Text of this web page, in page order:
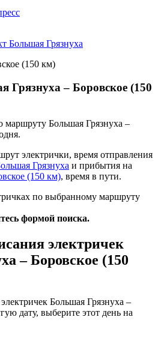
Большая Грязнуха
(150 км)
Грязнуха – Боровское (150
маршруту Большая Грязнуха –
электрички, время отправления
Грязнуха и прибытия на
(150 км), время в пути.
по выбранному маршруту
формой поиска.
электричек
– Боровское (150
Большая Грязнуха –
дату, выберите этот день на